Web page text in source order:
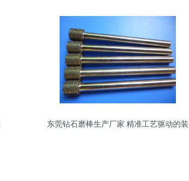
东莞钻石磨棒生产厂家 精准工艺驱动的装